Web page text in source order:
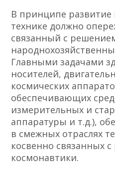
В принципе развитие
технике должно
связанный с
Главными задачами
носителей,
космических
обеспечивающих
измерительных и
аппаратуры и т.д.),
в смежных отраслях
косвенно связанных
космонавтики.